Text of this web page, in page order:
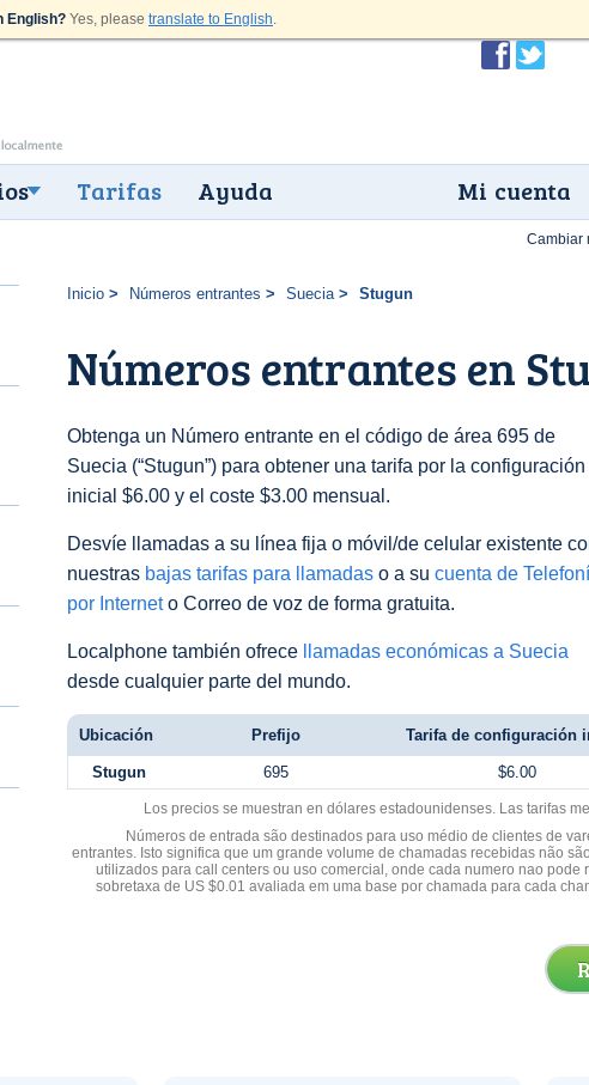
English? Yes, please translate to English.
Tarifas Ayuda Mi cuenta
Inicio Números entrantes Suecia Stugun
Números entrantes en
Obtenga un Número entrante en el código de área 695 de
Suecia (“Stugun”) para obtener una tarifa por la configuración
inicial $6.00 y el coste $3.00 mensual.
Desvíe llamadas a su línea fija o móvil/de celular existente
nuestras bajas tarifas para llamadas o a su cuenta de
por Interneto Correo de voz de forma gratuita.
Localphone también ofrece
llamadas económicas a Suecia
desde cualquier parte del mundo.
Cambiar
Ubicación Prefijo Tarifa de configuración
Stugun 695 $6.00
Los precios se muestran en dólares estadounidenses. Las tarifas
Números de entrada são destinados para uso médio de clientes de
entrantes. Isto significa que um grande volume de chamadas recebidas não
utilizados para call centers ou uso comercial, onde cada numero nao
sobretaxa de US $0.01 avaliada em uma base por chamada para cada